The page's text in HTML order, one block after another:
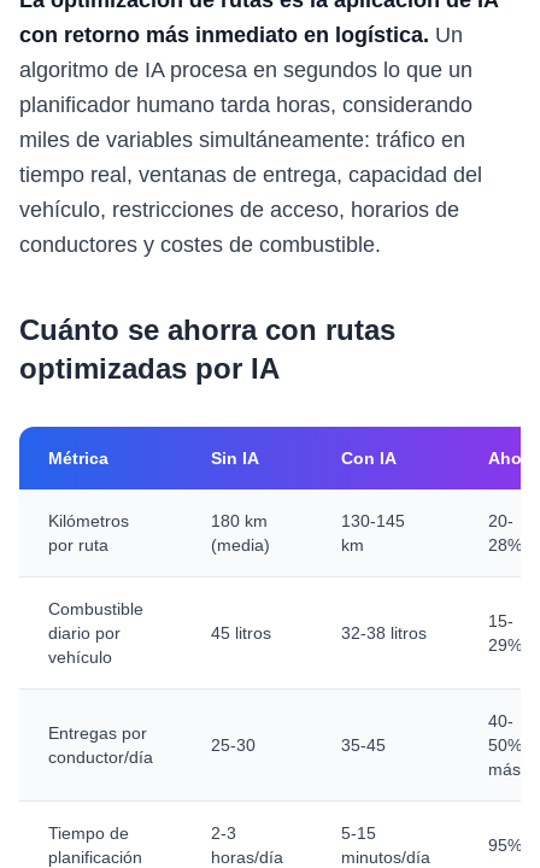
con retorno más inmediato en logística. Un
algoritmo de IA procesa en segundos lo que un
planificador humano tarda horas, considerando
miles de variables simultáneamente: tráfico en
tiempo real, ventanas de entrega, capacidad del
vehículo, restricciones de acceso, horarios de
conductores y costes de combustible.
Cuánto se ahorra con rutas
optimizadas por IA
Métrica Sin IA Con IA
Kilómetros
por ruta
180 km
(media)
130-145
km
20-
28%
Combustible
diario por
vehículo
45 litros 32-38 litros
15-
29%
Entregas por
conductor/día
25-30 35-45
40-
50%
más
Tiempo de
planificación
2-3
horas/día
5-15
minutos/día
95%